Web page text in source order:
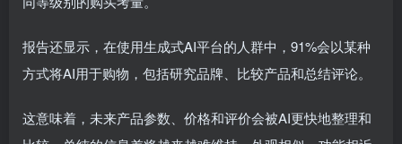
报告还显示，在使用生成式AI平台的人群中，91%会以某种
方式将AI用于购物，包括研究品牌、比较产品和总结评论。
这意味着，未来产品参数、价格和评价会被AI更快地整理和